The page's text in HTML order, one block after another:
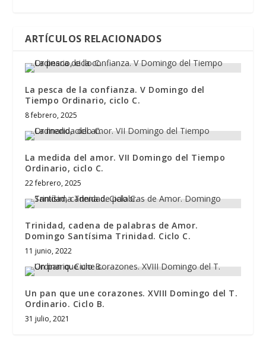
ARTÍCULOS RELACIONADOS
La pesca de la confianza. V Domingo del
Tiempo Ordinario, ciclo C.
8 febrero, 2025
La medida del amor. VII Domingo del Tiempo
Ordinario, ciclo C.
22 febrero, 2025
Trinidad, cadena de palabras de Amor.
Domingo Santísima Trinidad. Ciclo C.
11 junio, 2022
Un pan que une corazones. XVIII Domingo del T.
Ordinario. Ciclo B.
31 julio, 2021